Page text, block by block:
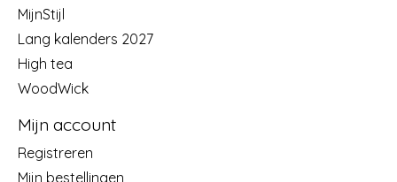
MijnStijl
Lang kalenders 2027
High tea
WoodWick
Mijn account
Registreren
Mijn bestellingen